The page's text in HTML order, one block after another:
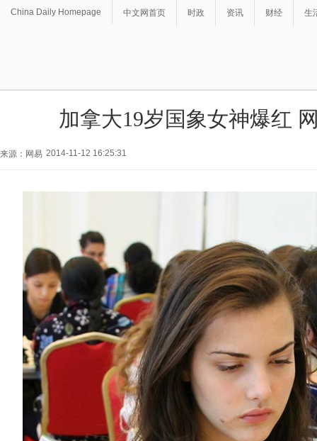
China Daily Homepage 中文网首页 时政 资讯 财经 生
加拿大19岁国象女神爆红
来源：网易 2014-11-12 16:25:31